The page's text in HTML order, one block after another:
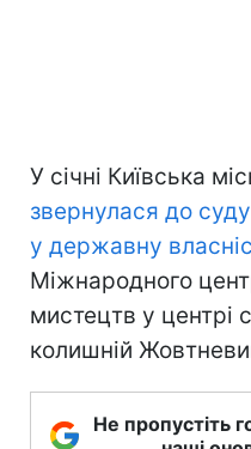
У січні Київська
звернулася до
у державну
Міжнародного
мистецтв у центрі
колишній
Не пропустіть